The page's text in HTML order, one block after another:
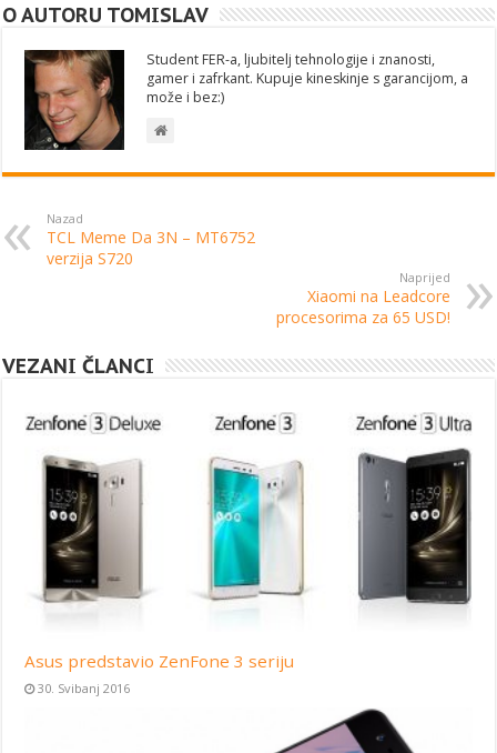
O AUTORU TOMISLAV
Student FER-a, ljubitelj tehnologije i znanosti,
gamer i zafrkant. Kupuje kineskinje s garancijom, a
može i bez:)
Nazad
TCL Meme Da 3N – MT6752
verzija S720
Naprijed
Xiaomi na Leadcore
procesorima za 65 USD!
VEZANI ČLANCI
Asus predstavio ZenFone 3 seriju
30. Svibanj 2016